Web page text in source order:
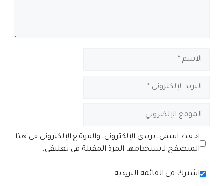
الاسم
البريد
الموقع
الإلكتروني
احفظ اسمي، بريدي الإلكتروني، والموقع الإلكتروني في هذا
المتصفح لاستخدامها المرة المقبلة في تعليقي.
اشترك في القائمة البريدية